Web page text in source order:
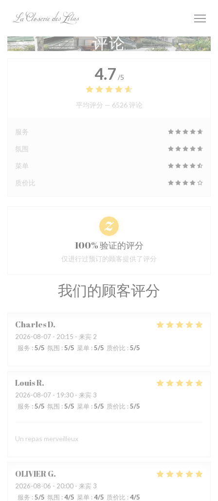
评论
我们的顾客评分
CharlesD
2026-08-07 - 20:15 - 来宾 2
服务 : 5/5 氛围 : 5/5 菜单 : 5/5 质价比 : 5/5
LouisR
2026-08-07 - 19:30 - 来宾 3
服务 : 5/5 氛围 : 5/5 菜单 : 5/5 质价比 : 5/5
Un repas merveilleux
OLIVIERG
2026-08-06 - 20:00 - 来宾 3
服务 : 5/5 氛围 : 4/5 菜单 : 4/5 质价比 : 4/5
4.7 /5
平均评分 — 6526 评论
服务
氛围
菜单
质价比
100% 验证的评分
仅进行过预订的顾客提供了评分